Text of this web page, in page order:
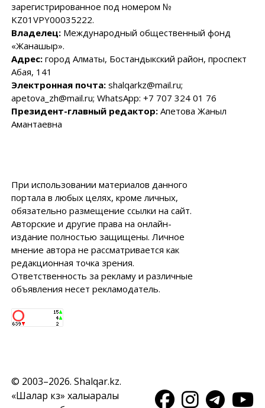
зарегистрированное под номером №
KZ01VPY00035222.
Владелец:Международный общественный фонд
«Жанашыр».
Адрес:город Алматы, Бостандыкский район, проспект
Абая, 141
Электронная почта:shalqarkz@mail.ru;
apetova_zh@mail.ru; WhatsApp: +7 707 324 01 76
Президент-главный редактор:Апетова Жаныл
Амантаевна
При использовании материалов данного
портала в любых целях, кроме личных,
обязательно размещение ссылки на сайт.
Авторские и другие права на онлайн-
издание полностью защищены. Личное
мнение автора не рассматривается как
редакционная точка зрения.
Ответственность за рекламу и различные
объявления несет рекламодатель.
© 2003–2026. Shalqar.kz.
«Шалқар кз» халықаралық